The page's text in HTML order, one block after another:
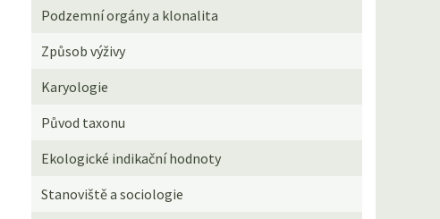
Podzemní orgány a klonalita
Způsob výživy
Karyologie
Původ taxonu
Ekologické indikační hodnoty
Stanoviště a sociologie